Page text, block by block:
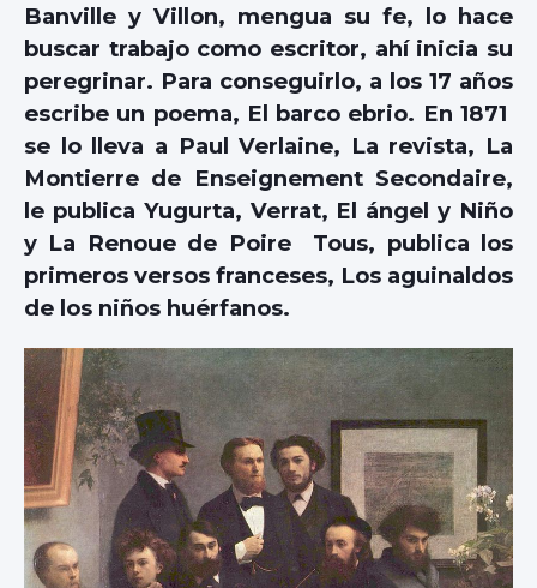
Banville y Villon, mengua su fe, lo hace
buscar trabajo como escritor, ahí inicia su
peregrinar. Para conseguirlo, a los 17 años
escribe un poema, El barco ebrio. En 1871
se lo lleva a Paul Verlaine, La revista, La
Montierre de Enseignement Secondaire,
le publica Yugurta, Verrat, El ángel y Niño
y La Renoue de Poire Tous, publica los
primeros versos franceses, Los aguinaldos
de los niños huérfanos.